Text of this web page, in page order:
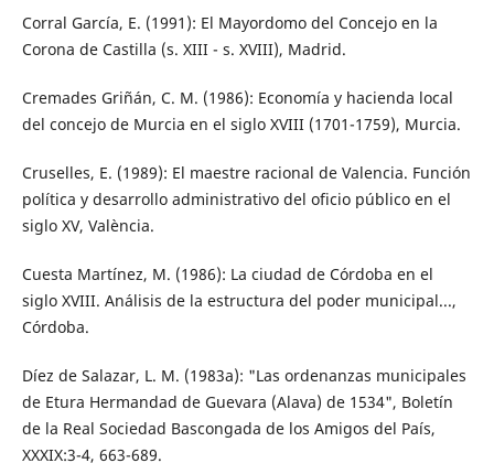
Corral García, E. (1991): El Mayordomo del Concejo en la
Corona de Castilla (s. XIII - s. XVIII), Madrid.
Cremades Griñán, C. M. (1986): Economía y hacienda local
del concejo de Murcia en el siglo XVIII (1701-1759), Murcia.
Cruselles, E. (1989): El maestre racional de Valencia. Función
política y desarrollo administrativo del oficio público en el
siglo XV, València.
Cuesta Martínez, M. (1986): La ciudad de Córdoba en el
siglo XVIII. Análisis de la estructura del poder municipal...,
Córdoba.
Díez de Salazar, L. M. (1983a): "Las ordenanzas municipales
de Etura Hermandad de Guevara (Alava) de 1534", Boletín
de la Real Sociedad Bascongada de los Amigos del País,
XXXIX:3-4, 663-689.